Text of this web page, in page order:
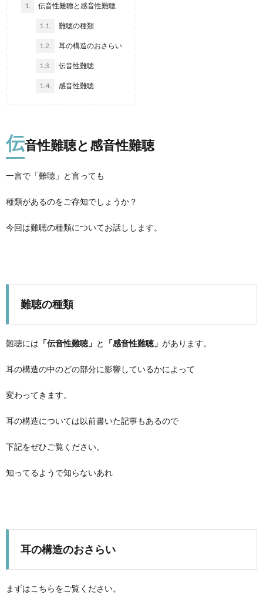
1. 伝音性難聴と感音性難聴
1.1. 難聴の種類
1.2. 耳の構造のおさらい
1.3. 伝音性難聴
1.4. 感音性難聴
伝音性難聴と感音性難聴
一言で「難聴」と言っても
種類があるのをご存知でしょうか？
今回は難聴の種類についてお話しします。
難聴の種類
難聴には 「伝音性難聴」 と 「感音性難聴」 があります。
耳の構造の中のどの部分に影響しているかによって
変わってきます。
耳の構造については以前書いた記事もあるので
下記をぜひご覧ください。
知ってるようで知らないあれ
耳の構造のおさらい
まずはこちらをご覧ください。